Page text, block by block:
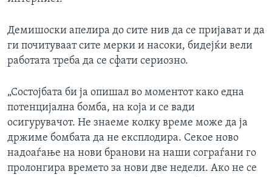
Демишоски апелира до сите нив да се пријават и да
ги почитуваат сите мерки и насоки, бидејќи вели
работата треба да се сфати сериозно.
„Состојбата би ја опишал во моментот како една
потенцијална бомба, на која и се вади
осигурувачот. Не знаеме колку време може да ја
држиме бомбата да не експлодира. Секое ново
надоаѓање на нови бранови на наши сограѓани го
пролонгира времето за нови две недели. Ако не се